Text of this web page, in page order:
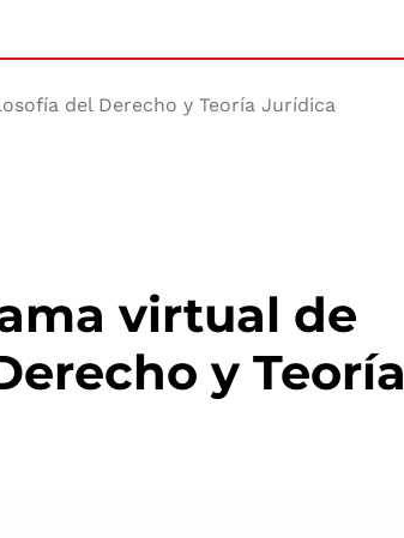
del Derecho y Teoría Jurídica
virtual de
y Teoría